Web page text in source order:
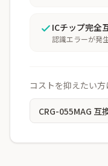
ICチップ完全
認識エラーが発
コストを抑えたい
CRG-055MAG 互